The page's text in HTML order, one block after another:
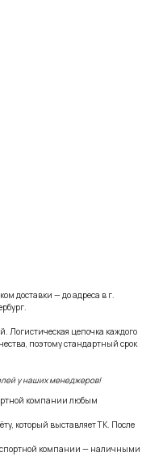
доставки — до адреса в г.
Логистическая цепочка каждого
поэтому стандартный срок
у наших менеджеров!
компании любым
который выставляет ТК. После
компании — наличными